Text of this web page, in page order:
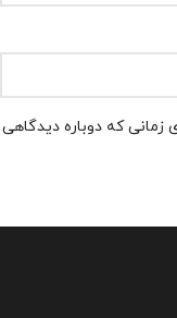
زمانی که دوباره دیدگاهی